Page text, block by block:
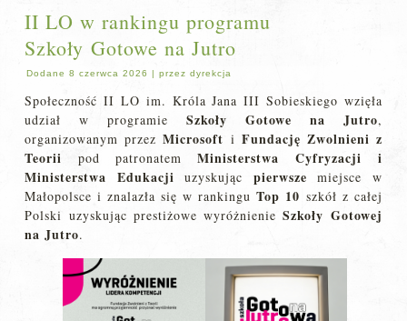
II LO w rankingu programu
Szkoły Gotowe na Jutro
Dodane 8 czerwca 2026 |przez dyrekcja
Społeczność II LO im. Króla Jana III Sobieskiego wzięła
udział w programie Szkoły Gotowe na Jutro,
organizowanym przezMicrosoft i Fundację Zwolnieni z
Teorii pod patronatemMinisterstwa Cyfryzacji i
Ministerstwa Edukacjiuzyskując pierwsze miejsce w
Małopolsce i znalazła się w rankingu Top 10 szkół z całej
Polski uzyskując prestiżowe wyróżnienieSzkoły Gotowej
na Jutro.